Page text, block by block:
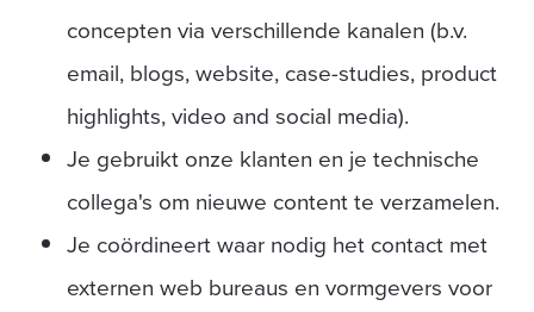
concepten via verschillende kanalen (b.v.
email, blogs, website, case-studies, product
highlights, video and social media).
Je gebruikt onze klanten en je technische
collega's om nieuwe content te verzamelen.
Je coördineert waar nodig het contact met
externen web bureaus en vormgevers voor